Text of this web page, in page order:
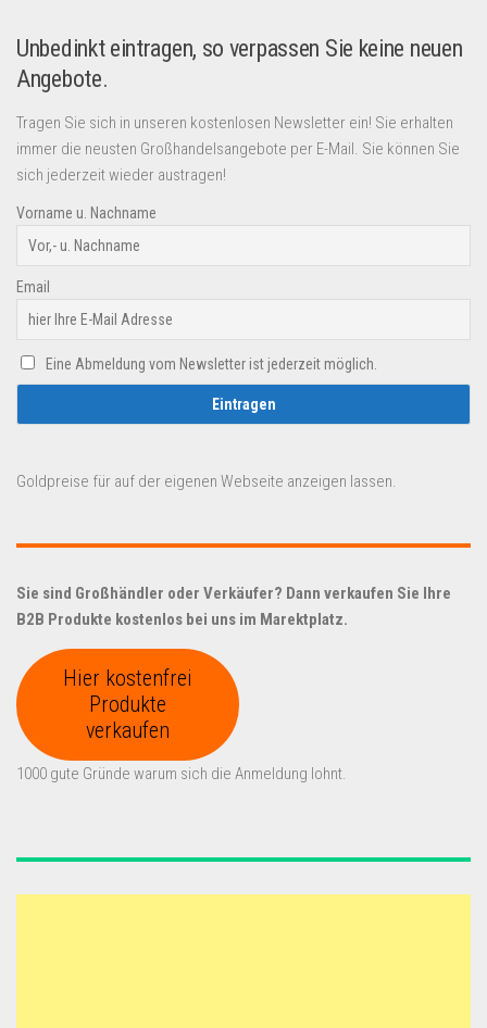
Unbedinkt eintragen, so verpassen Sie keine neuen
Angebote.
Tragen Sie sich in unseren kostenlosen Newsletter ein! Sie erhalten
immer die neusten Großhandelsangebote per E-Mail. Sie können Sie
sich jederzeit wieder austragen!
Vorname u. Nachname
Email
Eine Abmeldung vom Newsletter ist jederzeit möglich.
Goldpreise für auf der eigenen Webseite anzeigen lassen.
Sie sind Großhändler oder Verkäufer? Dann verkaufen Sie Ihre
B2B Produkte kostenlos bei uns im Marektplatz.
Hier kostenfrei
Produkte
verkaufen
1000 gute Gründe warum sich die Anmeldung lohnt.